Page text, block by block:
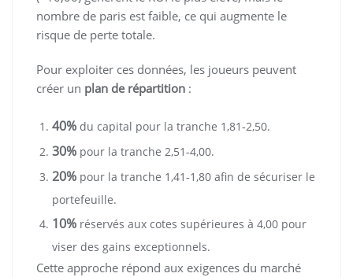
nombre de paris est faible, ce qui augmente le
risque de perte totale.
Pour exploiter ces données, les joueurs peuvent
créer un plan de répartition :
40% du capital pour la tranche 1,81‑2,50.
30% pour la tranche 2,51‑4,00.
20% pour la tranche 1,41‑1,80 afin de sécuriser le
portefeuille.
10% réservés aux cotes supérieures à 4,00 pour
viser des gains exceptionnels.
Cette approche répond aux exigences du marché